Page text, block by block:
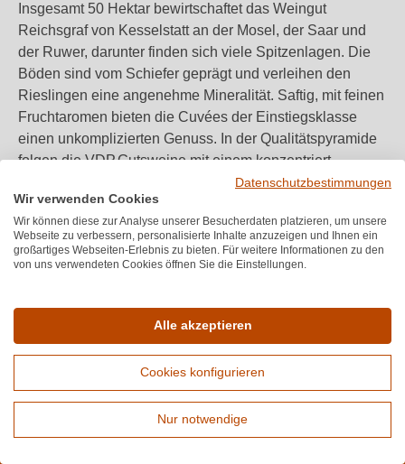
Insgesamt 50 Hektar bewirtschaftet das Weingut
Reichsgraf von Kesselstatt an der Mosel, der Saar und
der Ruwer, darunter finden sich viele Spitzenlagen. Die
Böden sind vom Schiefer geprägt und verleihen den
Rieslingen eine angenehme Mineralität. Saftig, mit feinen
Fruchtaromen bieten die Cuvées der Einstiegsklasse
einen unkomplizierten Genuss. In der Qualitätspyramide
folgen die VDP.Gutsweine mit einem konzentriert-
rassigen Riesling von Alten Reben. Der Kaseler
VDP.Ortswein-Riesling betört mit exotischen
Fruchtaromen und enormem Abgang. Für den
besonderen Genuss greift der Kenner zum VDP.Großes
Gewächs vom Weingut Reichsgraf von Kesselstatt und
Goldtröpfchen“-Rieslings auf der Zunge tänzeln.
Melden Sie sich für unseren Newsletter an
Erweiterte Suche
Datenschutzbestimmungen
Wir verwenden Cookies
Wir können diese zur Analyse unserer Besucherdaten platzieren, um unsere
Webseite zu verbessern, personalisierte Inhalte anzuzeigen und Ihnen ein
großartiges Webseiten-Erlebnis zu bieten. Für weitere Informationen zu den
von uns verwendeten Cookies öffnen Sie die Einstellungen.
Alle akzeptieren
Cookies konfigurieren
Nur notwendige